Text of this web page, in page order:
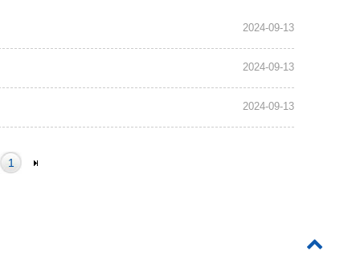
2024-09-13
2024-09-13
2024-09-13
1